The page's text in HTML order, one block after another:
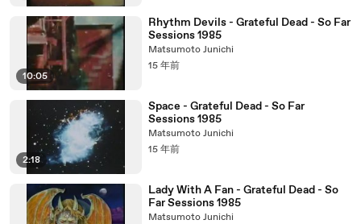
10:05
Rhythm Devils - Grateful Dead - So Far
Sessions 1985
Matsumoto Junichi
15 年前
2:18
Space - Grateful Dead - So Far
Sessions 1985
Matsumoto Junichi
15 年前
Lady With A Fan - Grateful Dead - So
Far Sessions 1985
Matsumoto Junichi